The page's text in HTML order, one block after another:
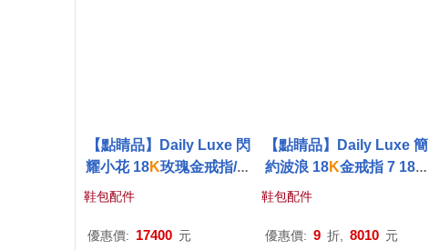
【點睛品】Daily Luxe 閃
耀小花 18K玫瑰金戒指/尾
戒 2 18
鞋包配件
優惠價: 17400 元
【點睛品】Daily Luxe 簡
約波浪 18K金戒指 7 18K
鞋包配件
優惠價: 9 折, 8010 元